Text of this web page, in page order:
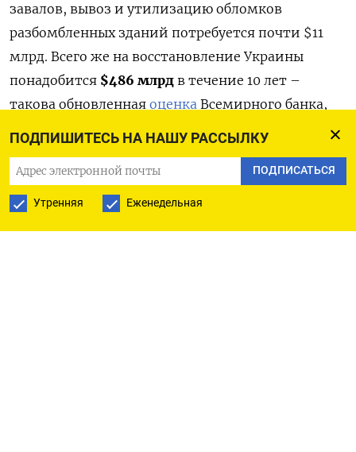
ПОДПИШИТЕСЬ НА НАШУ РАССЫЛКУ
ПОДПИСАТЬСЯ
Утренняя Еженедельная
завалов, вывоз и утилизацию обломков
разбомбленных зданий потребуется почти $11
млрд. Всего же на восстановление Украины
понадобится $486 млрд в течение 10 лет –
такова обновленная оценка Всемирного банка,
Еврокомиссии, ООН и правительства Украины по
«Последние два года принесли Украине и ее